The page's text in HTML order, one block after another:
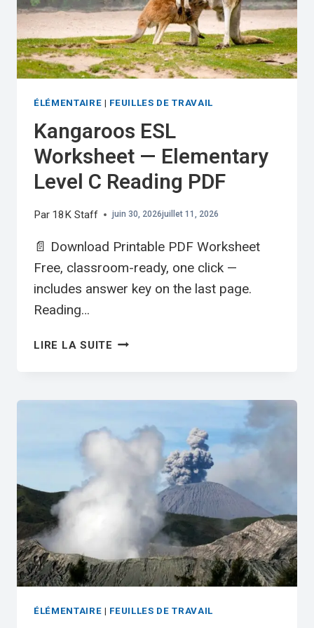
ÉLÉMENTAIRE | FEUILLES DE TRAVAIL
Kangaroos ESL
Worksheet — Elementary
Level C Reading PDF
Par 18K Staff juin 30, 2026juillet 11, 2026
📄 Download Printable PDF Worksheet
Free, classroom-ready, one click —
includes answer key on the last page.
Reading…
LIRE LA SUITE KANGAROOS
LEVEL
C
READING
ÉLÉMENTAIRE | FEUILLES DE TRAVAIL